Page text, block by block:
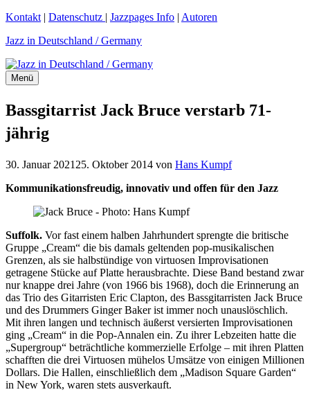
Zum
springen
Kontakt | Datenschutz | Jazzpages Info | Autoren
Jazz in Deutschland / Germany
Menü
Bassgitarrist Jack Bruce verstarb 71-
jährig
30. Januar 2021 25. Oktober 2014 von Hans Kumpf
Kommunikationsfreudig, innovativ und offen für den Jazz
Suffolk. Vor fast einem halben Jahrhundert sprengte die britische
Gruppe „Cream“ die bis damals geltenden pop-musikalischen
Grenzen, als sie halbstündige von virtuosen Improvisationen
getragene Stücke auf Platte herausbrachte. Diese Band bestand zwar
nur knappe drei Jahre (von 1966 bis 1968), doch die Erinnerung an
das Trio des Gitarristen Eric Clapton, des Bassgitarristen Jack Bruce
und des Drummers Ginger Baker ist immer noch unauslöschlich.
Mit ihren langen und technisch äußerst versierten Improvisationen
ging „Cream“ in die Pop-Annalen ein. Zu ihrer Lebzeiten hatte die
„Supergroup“ beträchtliche kommerzielle Erfolge – mit ihren Platten
schafften die drei Virtuosen mühelos Umsätze von einigen Millionen
Dollars. Die Hallen, einschließlich dem „Madison Square Garden“
in New York, waren stets ausverkauft.